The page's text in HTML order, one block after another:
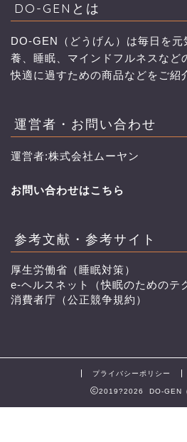
DO-GENとは
DO-GEN（どうげん）は毎日を元
養、睡眠、マインドフルネスなど
快適に過すための商品などをご紹
運営者・お問い合わせ
運営者:株式会社ムーヤン
お問い合わせはこちら
参考文献・参考サイト
厚生労働省（睡眠対策）
e-ヘルスネット（快眠のためのテ
消費者庁（公正競争規約）
プライバシーポリシー
2019?2026 DO-GEN（